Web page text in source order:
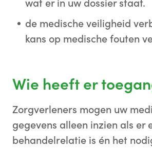
wat er in uw dossier staat.
de medische veiligheid
kans op medische fouten
Wie heeft er
Zorgverleners mogen uw
gegevens alleen inzien als er
behandelrelatie is én het